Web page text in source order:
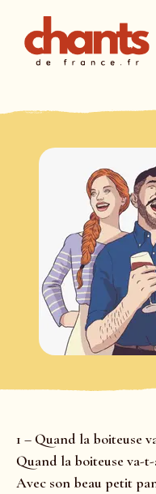
1 – Quand la boiteuse
Quand la boiteuse va-
Avec son beau petit